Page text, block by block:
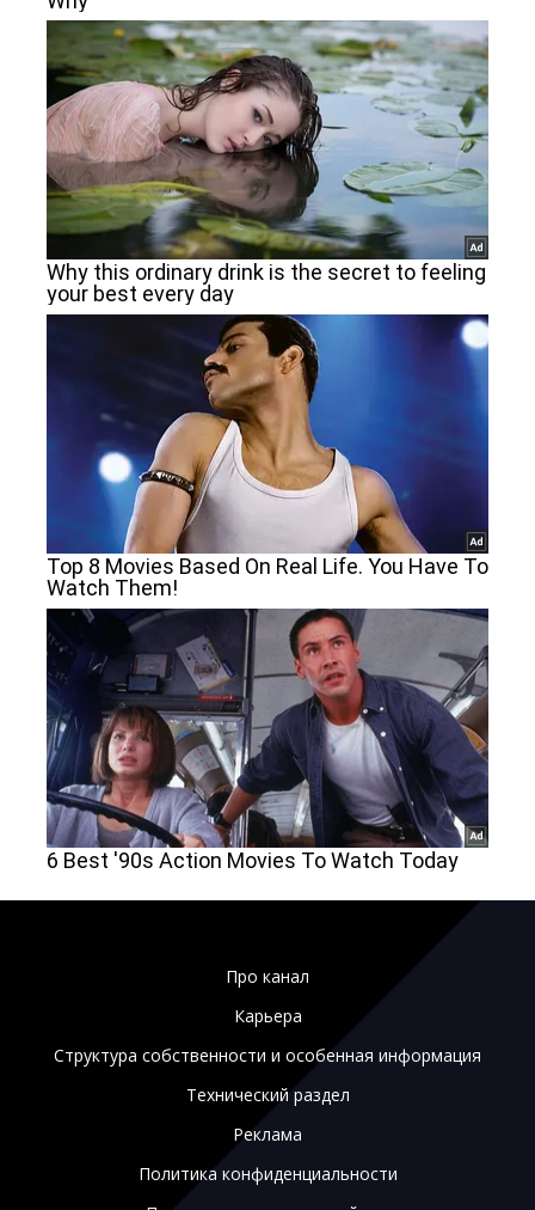
Про канал
Карьера
Структура собственности и особенная информация
Технический раздел
Реклама
Политика конфиденциальности